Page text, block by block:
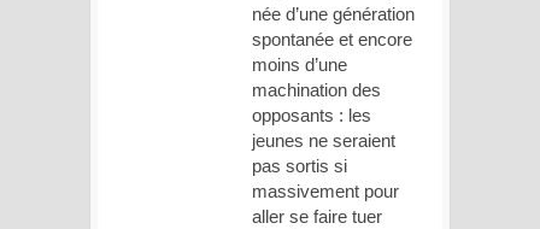
née d’une génération
spontanée et encore
moins d’une
machination des
opposants : les
jeunes ne seraient
pas sortis si
massivement pour
aller se faire tuer